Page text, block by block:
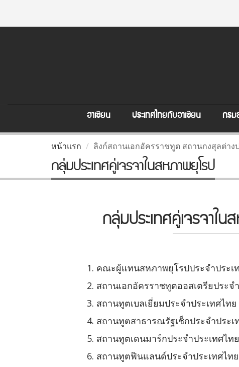
อาเซียน ประเทศไทยกับอาเซียน กรม
หน้าแรก ลิงก์สถานเอกอัครราชทูต สถานกงสุลต่าง
กลุ่มประเทศคู่เจรจาในสหภาพยุโรป
กลุ่มประเทศคู่เจรจาใ
คณะผู้แทนสหภาพยุโรปประจำประ
สถานเอกอัครราชทูตออสเตรียประ
สถานทูตเบลเยี่ยมประจำประเทศไท
สถานทูตสาธารณรัฐเช็กประจำประ
สถานทูตเดนมาร์กประจำประเทศไ
สถานทูตฟินแลนด์ประจำประเทศไท